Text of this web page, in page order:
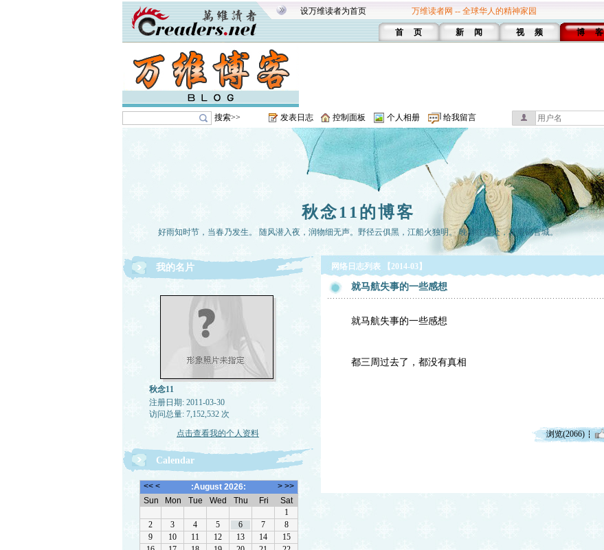
设万维读者为首页 万维读者网 -- 全球华人的精神家园
首 页 新 闻 视 频 博 客
搜索>> 发表日志 控制面板 个人相册 给我留言
秋念11的博客
好雨知时节，当春乃发生。 随风潜入夜，润物细无声。野径云俱黑，江船火独明。 晚看红湿处，花重锦官城。
我的名片
秋念11
注册日期: 2011-03-30
访问总量: 7,152,532 次
点击查看我的个人资料
Calendar
网络日志列表 【2014-03】
就马航失事的一些感想
就马航失事的一些感想
都三周过去了，都没有真相
浏览(2066)